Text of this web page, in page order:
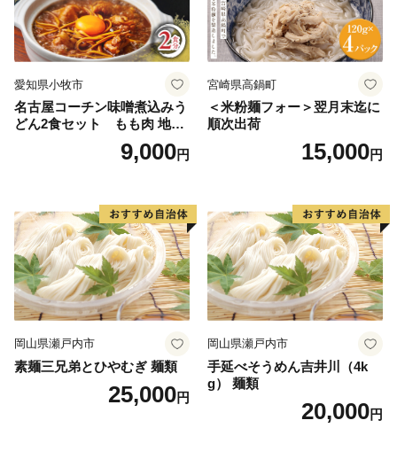
愛知県小牧市
名古屋コーチン味噌煮込みう
どん2食セット もも肉 地鶏
9,000円
宮崎県高鍋町
＜米粉麺フォー＞翌月末迄に
順次出荷
15,000円
岡山県瀬戸内市
素麺三兄弟とひやむぎ 麺類
25,000円
岡山県瀬戸内市
手延べそうめん吉井川（4k
g） 麺類
20,000円